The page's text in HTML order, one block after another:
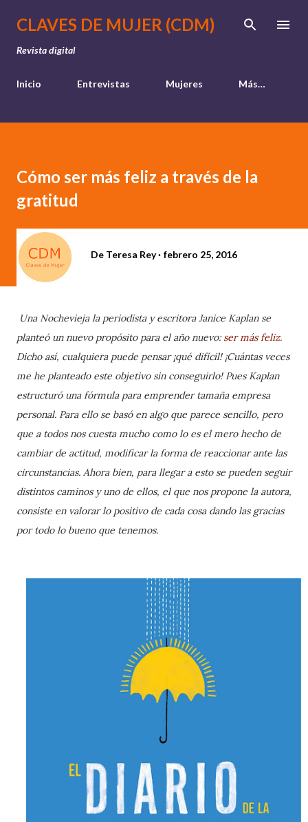
Ir al contenido principal
CLAVES DE MUJER (CDM)
Revista digital
Inicio Entrevistas Mujeres Más…
Cómo ser más feliz a través de la
gratitud
De Teresa Rey febrero 25, 2016
Una Nochevieja la periodista y escritora Janice Kaplan se
planteó un nuevo propósito para el año nuevo: ser más feliz.
Dicho así, cualquiera puede pensar ¡qué difícil! ¡Cuántas veces
me he planteado este objetivo sin conseguirlo! Pues Kaplan
estructuró una fórmula para emprender tamaña empresa
personal. Para ello se basó en algo que parece sencillo, pero
que a todos nos cuesta mucho como lo es el mero hecho de
cambiar de actitud, modificar la forma de reaccionar ante las
circunstancias. Ahora bien, para llegar a esto se pueden seguir
distintos caminos y uno de ellos, el que nos propone la autora,
consiste en valorar lo positivo de cada cosa dando las gracias
por todo lo bueno que tenemos.